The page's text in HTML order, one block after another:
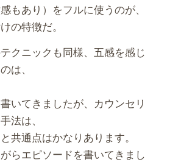
もあり）をフルに使うのが、
の特徴だ。
クニックも同様、五感を感じ
は、
いてきましたが、カウンセリ
法は、
共通点はかなりあります。
らエピソードを書いてきまし